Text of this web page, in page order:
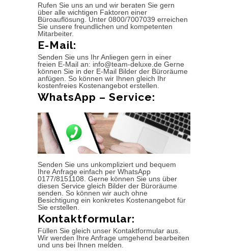
Rufen Sie uns an und wir beraten Sie gern
über alle wichtigen Faktoren einer
Büroauflösung. Unter 0800/7007039 erreichen
Sie unsere freundlichen und kompetenten
Mitarbeiter.
E-Mail:
Senden Sie uns Ihr Anliegen gern in einer
freien E-Mail an: info@team-deluxe.de Gerne
können Sie in der E-Mail Bilder der Büroräume
anfügen. So können wir Ihnen gleich Ihr
kostenfreies Kostenangebot erstellen.
WhatsApp – Service:
Senden Sie uns unkompliziert und bequem
Ihre Anfrage einfach per WhatsApp
0177/8151108. Gerne können Sie uns über
diesen Service gleich Bilder der Büroräume
senden. So können wir auch ohne
Besichtigung ein konkretes Kostenangebot für
Sie erstellen.
Kontaktformular:
Füllen Sie gleich unser Kontaktformular aus.
Wir werden Ihre Anfrage umgehend bearbeiten
und uns bei Ihnen melden.